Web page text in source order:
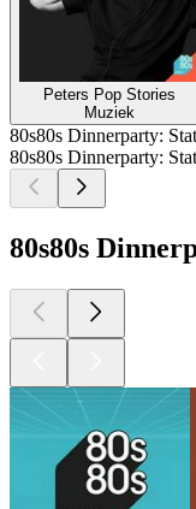
Peters Pop Stories
Muziek
80s80s Dinnerparty:
80s80s Dinnerparty:
80s80s